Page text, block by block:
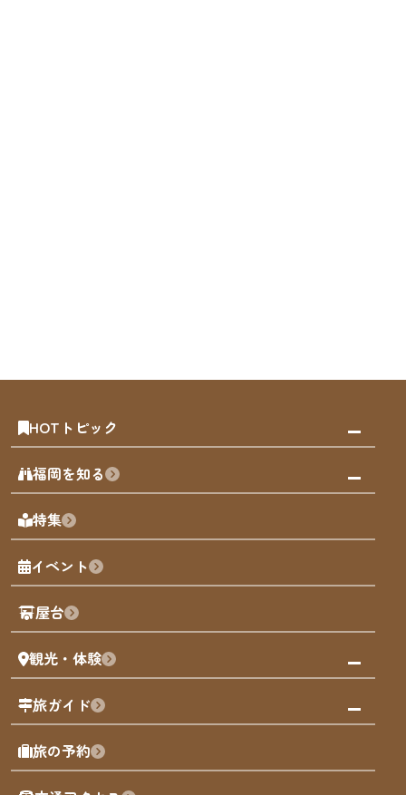
HOTトピック
みんなの旅行記
天神エリア
博多旧市街
福岡城
歴史・文化
福岡を知る
福岡の見どころ
福岡の魅力
観光カレンダー
観光PR動画
まち歩き
福岡グルメ
福岡を楽しむ
福岡のアート
福岡のナイトタイム
特集
イベント
屋台
観光・体験
観る・遊ぶ
屋台
買う
体験
旅ガイド
モデルコース
AIおまかせコース
旅の予約